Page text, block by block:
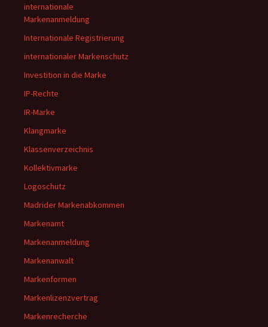
internationale
Markenanmeldung
Internationale Registrierung
internationaler Markenschutz
Investition in die Marke
IP-Rechte
IR-Marke
Klangmarke
Klassenverzeichnis
Kollektivmarke
Logoschutz
Madrider Markenabkommen
Markenamt
Markenanmeldung
Markenanwalt
Markenformen
Markenlizenzvertrag
Markenrecherche